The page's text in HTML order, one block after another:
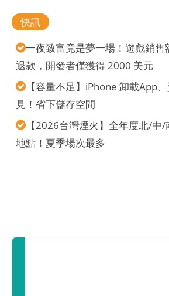
快訊
一夜致富竟是夢一場！遊戲銷售
退款，開發者僅獲得 2000 美元
【容量不足】iPhone 卸載App
見！省下儲存空間
【2026台灣煙火】全年度北/中/
地點！夏季場次最多